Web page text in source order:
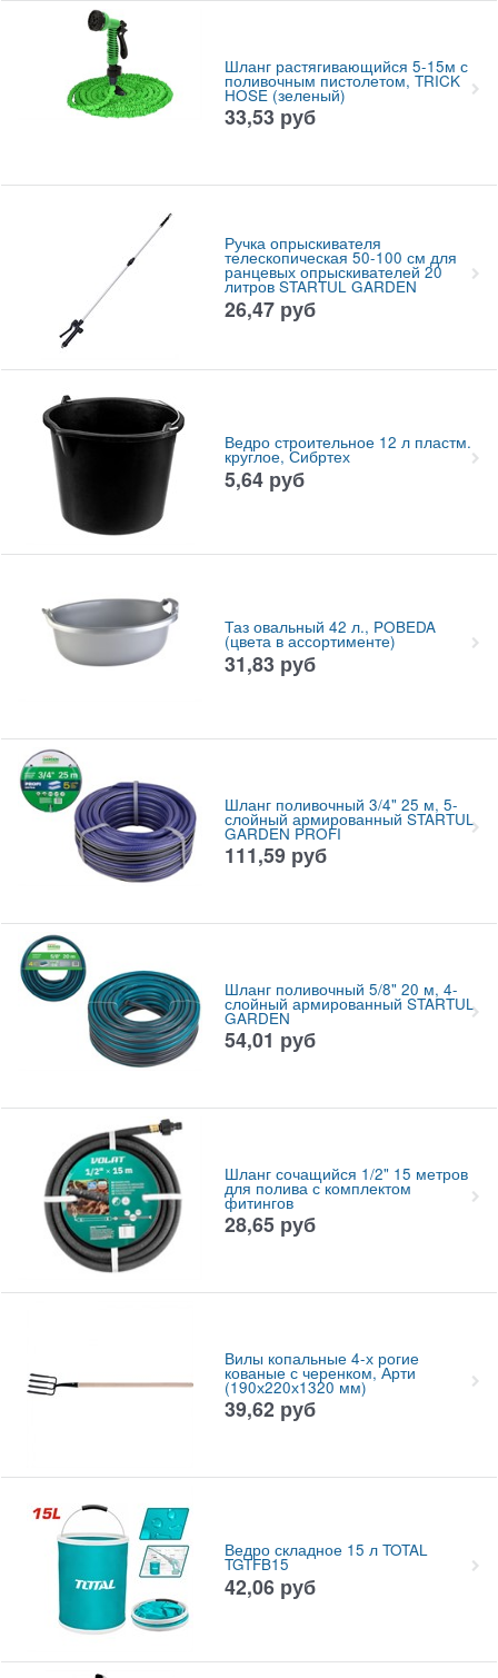
Шланг растягивающийся 5-15м с
поливочным пистолетом, TRICK
HOSE (зеленый)
33,53 руб
Ручка опрыскивателя
телескопическая 50-100 см для
ранцевых опрыскивателей 20
литров STARTUL GARDEN
26,47 руб
Ведро строительное 12 л пластм.
круглое, Сибртех
5,64 руб
Таз овальный 42 л., POBEDA
(цвета в ассортименте)
31,83 руб
Шланг поливочный 3/4" 25 м, 5-
слойный армированный STARTUL
GARDEN PROFI
111,59 руб
Шланг поливочный 5/8" 20 м, 4-
слойный армированный STARTUL
GARDEN
54,01 руб
Шланг сочащийся 1/2" 15 метров
для полива с комплектом
фитингов
28,65 руб
Вилы копальные 4-х рогие
кованые с черенком, Арти
(190х220х1320 мм)
39,62 руб
Ведро складное 15 л TOTAL
TGTFB15
42,06 руб